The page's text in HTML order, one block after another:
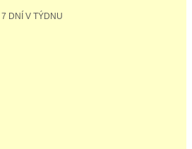
DNÍ V TÝDNU